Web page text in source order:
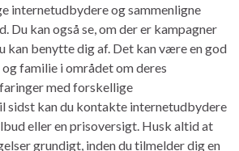
internetudbydere og sammenligne
Du kan også se, om der er kampagner
kan benytte dig af. Det kan være en god
familie i området om deres
med forskellige
sidst kan du kontakte internetudbydere
eller en prisoversigt. Husk altid at
grundigt, inden du tilmelder dig en